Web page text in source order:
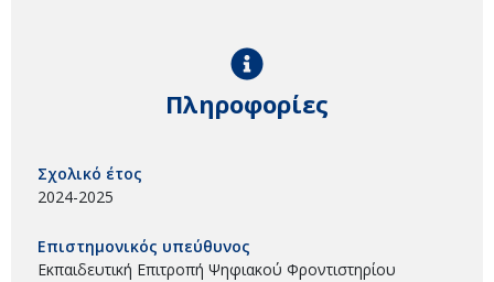
Πληροφορίες
Σχολικό έτος
2024-2025
Επιστημονικός υπεύθυνος
Εκπαιδευτική Επιτροπή Ψηφιακού Φροντιστηρίου